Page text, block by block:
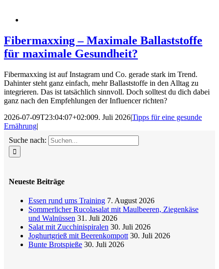
Fibermaxxing – Maximale Ballaststoffe
für maximale Gesundheit?
Fibermaxxing ist auf Instagram und Co. gerade stark im Trend.
Dahinter steht ganz einfach, mehr Ballaststoffe in den Alltag zu
integrieren. Das ist tatsächlich sinnvoll. Doch solltest du dich dabei
ganz nach den Empfehlungen der Influencer richten?
2026-07-09T23:04:07+02:009. Juli 2026|Tipps für eine gesunde
Ernährung|
Suche nach:
Neueste Beiträge
Essen rund ums Training 7. August 2026
Sommerlicher Rucolasalat mit Maulbeeren, Ziegenkäse
und Walnüssen 31. Juli 2026
Salat mit Zucchinispiralen 30. Juli 2026
Joghurtgrieß mit Beerenkompott 30. Juli 2026
Bunte Brotspieße 30. Juli 2026